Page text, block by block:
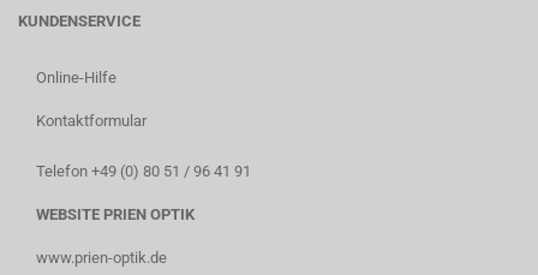
KUNDENSERVICE
Online-Hilfe
Kontaktformular
Telefon +49 (0) 80 51 / 96 41 91
WEBSITE PRIEN OPTIK
www.prien-optik.de